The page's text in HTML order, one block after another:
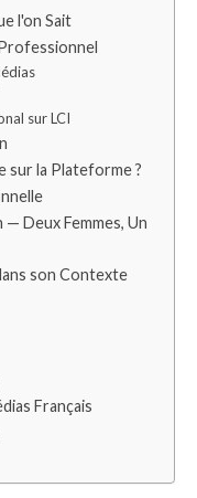
l'on Sait
sur LCI
sur la Plateforme ?
Deux Femmes, Un
son Contexte
Français